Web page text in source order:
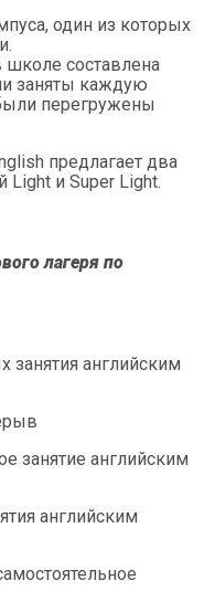
один из которых
составлена
заняты каждую
перегружены
предлагает два
Light и Super Light.
лагеря по
занятия английским
занятие английским
английским